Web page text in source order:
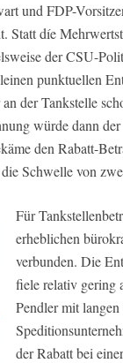
und FDP-
Statt díe
der CSU-
punktuellen
der Tankstelle
würde dann
den Rabatt-
Schwelle von
Für
erheblichen
verbunden. Die
fiele relativ gering
Pendler mit
der Rabatt bei